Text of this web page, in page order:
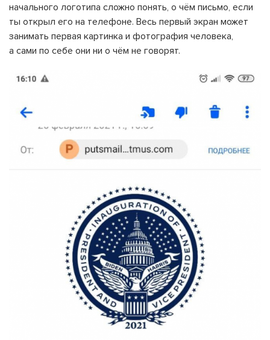
начального логотипа сложно понять, о чём письмо, если
ты открыл его на телефоне. Весь первый экран может
занимать первая картинка и фотография человека,
а сами по себе они ни о чём не говорят.